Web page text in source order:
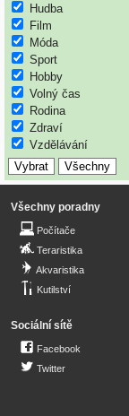
Hudba
Film
Móda
Sport
Hobby
Volný čas
Rodina
Zdraví
Vzdělávání
Všechny poradny
Počítače
Teraristika
Akvaristika
Kutilství
Sociální sítě
Facebook
Twitter